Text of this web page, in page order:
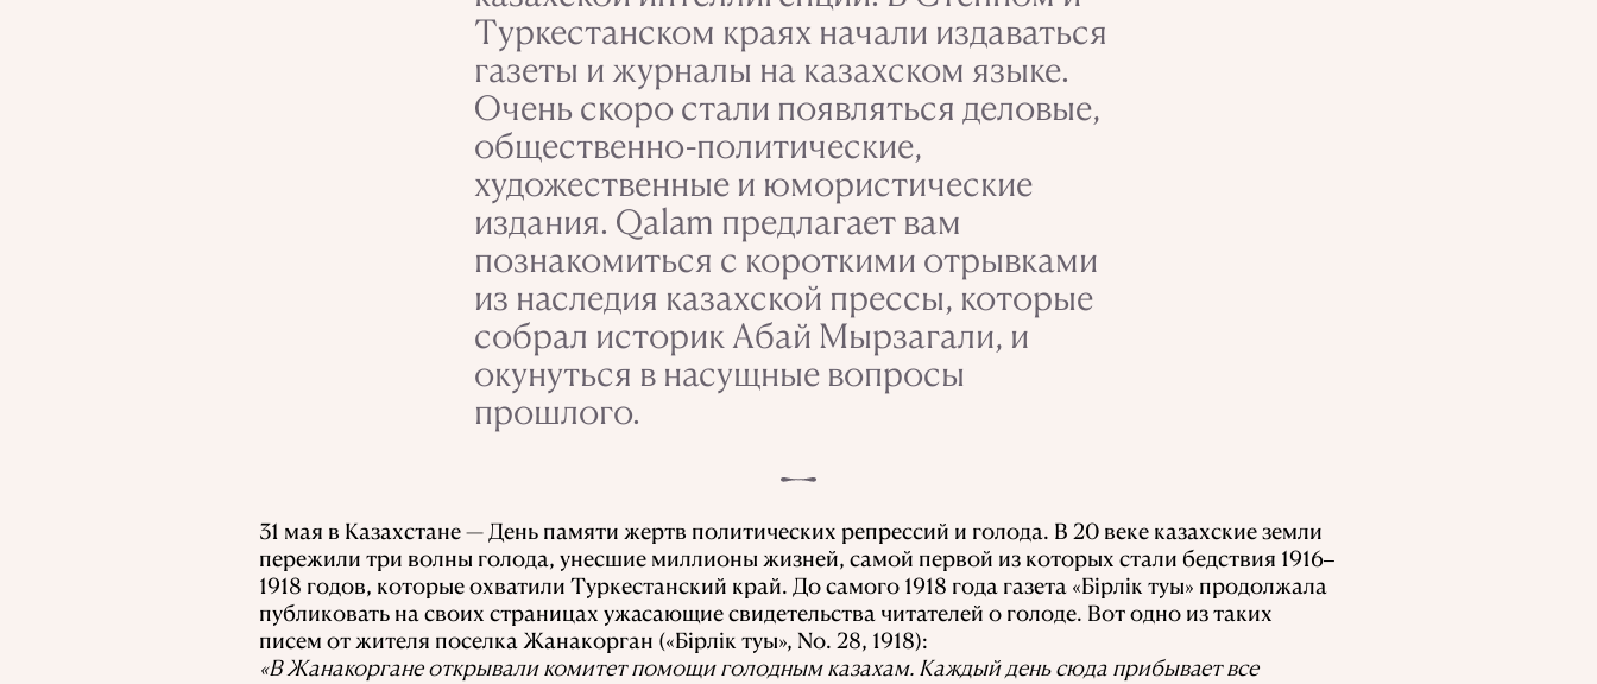
Туркестанском краях начали издаваться
газеты и журналы на казахском языке.
Очень скоро стали появляться деловые,
общественно-политические,
художественные и юмористические
издания. Qalam предлагает вам
познакомиться с короткими отрывками
из наследия казахской прессы, которые
собрал историк Абай Мырзагали, и
окунуться в насущные вопросы
прошлого.
31 мая в Казахстане— День памяти жертв политических репрессий и голода. В 20 веке казахские земли
пережили три волны голода, унесшие миллионы жизней, самой первой из которых стали бедствия 1916–
1918 годов, которые охватили Туркестанский край. До самого 1918 года газета «Бірлік туы» продолжала
публиковать на своих страницах ужасающие свидетельства читателей о голоде. Вот одно из таких
писем от жителя поселка Жанакорган («Бірлік туы», No. 28, 1918):
«В Жанакоргане открывали комитет помощи голодным казахам. Каждый день сюда прибывает все